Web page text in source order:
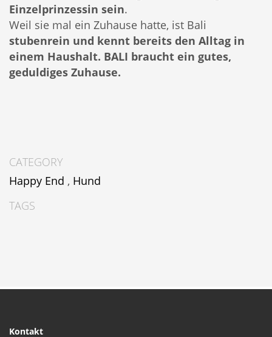
Einzelprinzessin sein.
Weil sie mal ein Zuhause hatte, ist Bali
stubenrein und kennt bereits den Alltag in
einem Haushalt. BALI braucht ein gutes,
geduldiges Zuhause.
CATEGORY
Happy End , Hund
TAGS
Kontakt